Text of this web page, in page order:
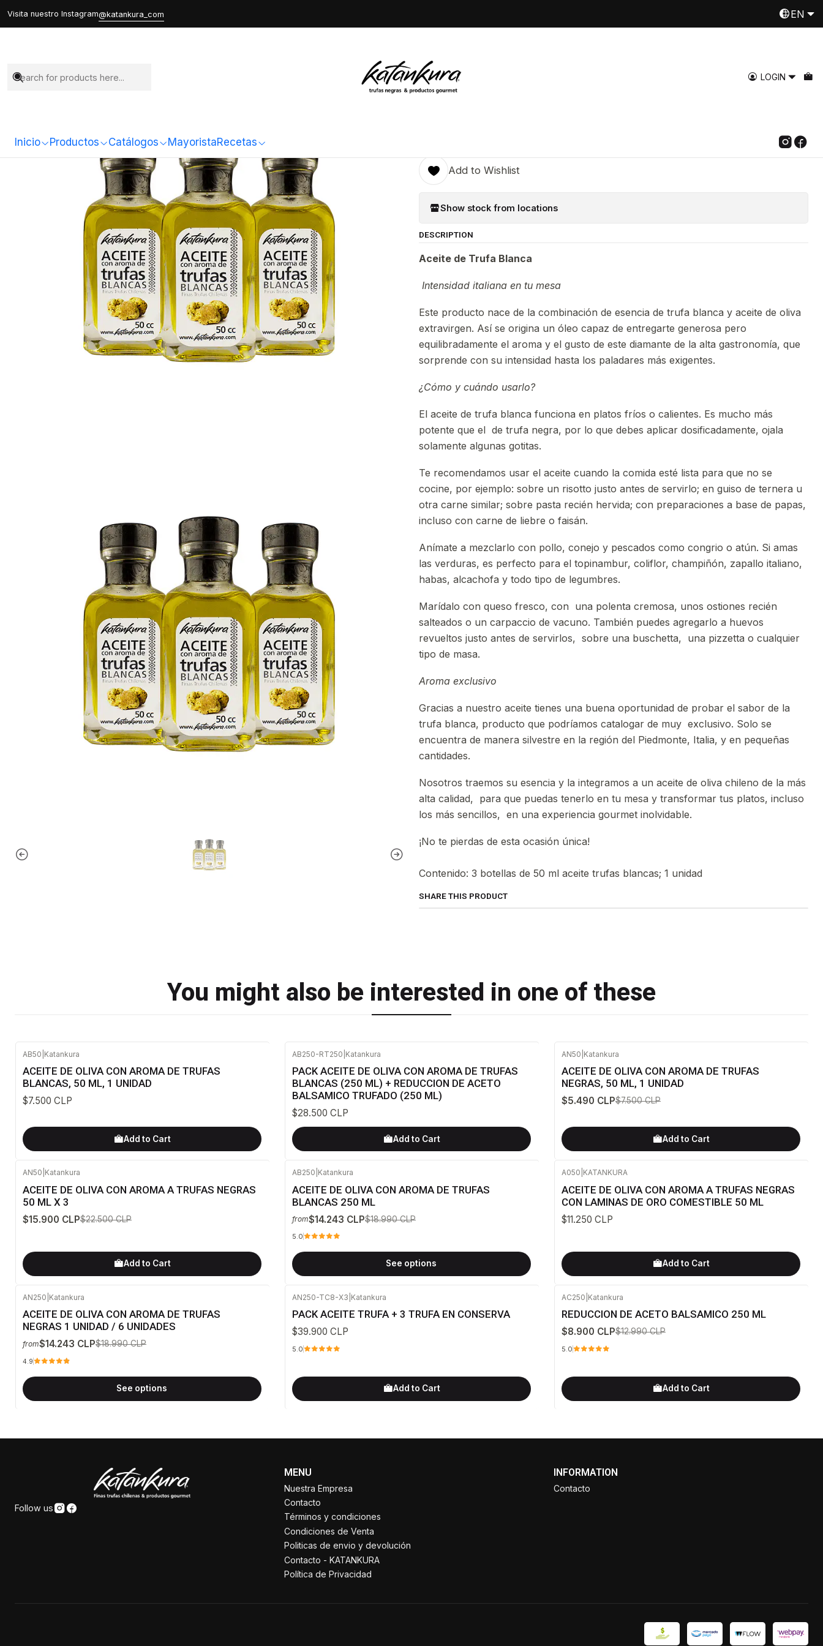
LOGIN
Inicio Productos Catálogos MayoristaRecetas
Visita nuestro Instagram@katankura_com EN
Aceite de oliva con aroma de
trufas blancas, 50 ml, x 3
Add to Wishlist
Show stock from locations
DESCRIPTION
Aceite de Trufa Blanca
Intensidad italiana en tu mesa
Este producto nace de la combinación de esencia de trufa blanca y aceite de oliva
extravirgen. Así se origina un óleo capaz de entregarte generosa pero
equilibradamente el aroma y el gusto de este diamante de la alta gastronomía, que
sorprende con su intensidad hasta los paladares más exigentes.
¿Cómo y cuándo usarlo?
El aceite de trufa blanca funciona en platos fríos o calientes. Es mucho más
potente que el de trufa negra, por lo que debes aplicar dosificadamente, ojala
solamente algunas gotitas.
Te recomendamos usar el aceite cuando la comida esté lista para que no se
cocine, por ejemplo: sobre un risotto justo antes de servirlo; en guiso de ternera u
otra carne similar; sobre pasta recién hervida; con preparaciones a base de papas,
incluso con carne de liebre o faisán.
Anímate a mezclarlo con pollo, conejo y pescados como congrio o atún. Si amas
las verduras, es perfecto para el topinambur, coliflor, champiñón, zapallo italiano,
habas, alcachofa y todo tipo de legumbres.
Marídalo con queso fresco, con una polenta cremosa, unos ostiones recién
salteados o un carpaccio de vacuno. También puedes agregarlo a huevos
revueltos justo antes de servirlos, sobre una buschetta, una pizzetta o cualquier
tipo de masa.
Aroma exclusivo
Gracias a nuestro aceite tienes una buena oportunidad de probar el sabor de la
trufa blanca, producto que podríamos catalogar de muy exclusivo. Solo se
encuentra de manera silvestre en la región del Piedmonte, Italia, y en pequeñas
cantidades.
Nosotros traemos su esencia y la integramos a un aceite de oliva chileno de la más
alta calidad, para que puedas tenerlo en tu mesa y transformar tus platos, incluso
los más sencillos, en una experiencia gourmet inolvidable.
¡No te pierdas de esta ocasión única!
Contenido: 3 botellas de 50 ml aceite trufas blancas; 1 unidad
SHARE THIS PRODUCT
You might also be interested in one of these
AB50 Katankura
ACEITE DE OLIVA CON AROMA DE TRUFAS
BLANCAS, 50 ML, 1 UNIDAD
$7.500 CLP
Add to Cart
AB250-RT250 Katankura
PACK ACEITE DE OLIVA CON AROMA DE TRUFAS
BLANCAS (250 ML) + REDUCCION DE ACETO
BALSAMICO TRUFADO (250 ML)
$28.500 CLP
Add to Cart
AN50 Katankura
ACEITE DE OLIVA CON AROMA DE TRUFAS
NEGRAS, 50 ML, 1 UNIDAD
$5.490 CLP$7.500 CLP
Add to Cart
AN50 Katankura
ACEITE DE OLIVA CON AROMA A TRUFAS NEGRAS
50 ML X 3
$15.900 CLP$22.500 CLP
Add to Cart
AB250 Katankura
ACEITE DE OLIVA CON AROMA DE TRUFAS
BLANCAS 250 ML
from$14.243 CLP$18.990 CLP
5.0
See options
A050 KATANKURA
ACEITE DE OLIVA CON AROMA A TRUFAS NEGRAS
CON LAMINAS DE ORO COMESTIBLE 50 ML
$11.250 CLP
Add to Cart
AN250 Katankura
ACEITE DE OLIVA CON AROMA DE TRUFAS
NEGRAS 1 UNIDAD / 6 UNIDADES
from$14.243 CLP$18.990 CLP
4.9
See options
AN250-TC8-X3 Katankura
PACK ACEITE TRUFA + 3 TRUFA EN CONSERVA
$39.900 CLP
5.0
Add to Cart
AC250 Katankura
REDUCCION DE ACETO BALSAMICO 250 ML
$8.900 CLP$12.990 CLP
5.0
Add to Cart
Follow us
MENU
Nuestra Empresa
Contacto
Términos y condiciones
Condiciones de Venta
Politicas de envio y devolución
Contacto - KATANKURA
Política de Privacidad
INFORMATION
Contacto